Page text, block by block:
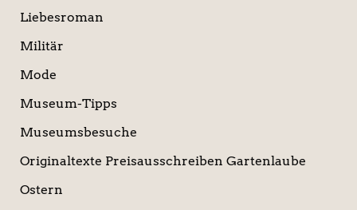
Liebesroman
Militär
Mode
Museum-Tipps
Museumsbesuche
Originaltexte Preisausschreiben Gartenlaube
Ostern